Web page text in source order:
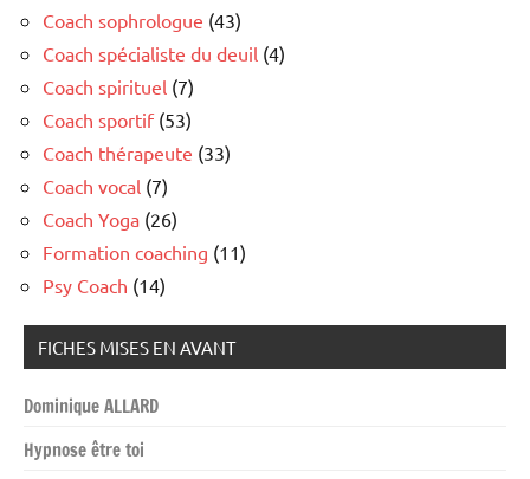
Coach sophrologue (43)
Coach spécialiste du deuil (4)
Coach spirituel (7)
Coach sportif(53)
Coach thérapeute (33)
Coach vocal (7)
Coach Yoga (26)
Formation coaching (11)
Psy Coach (14)
FICHES MISES EN AVANT
Dominique ALLARD
Hypnose être toi